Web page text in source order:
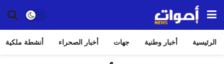
الرئيسية أخبار وطنية جهات أخبار الصحراء أنشطة ملكية